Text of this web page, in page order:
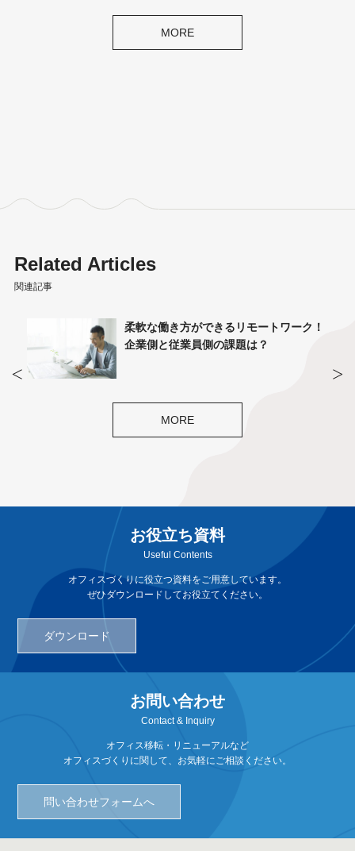
MORE
Related Articles
関連記事
柔軟な働き方ができるリモートワーク！
企業側と従業員側の課題は？
MORE
お役立ち資料
Useful Contents
オフィスづくりに役立つ資料をご用意しています。
ぜひダウンロードしてお役立てください。
ダウンロード
お問い合わせ
Contact & Inquiry
オフィス移転・リニューアルなど
オフィスづくりに関して、お気軽にご相談ください。
問い合わせフォームへ